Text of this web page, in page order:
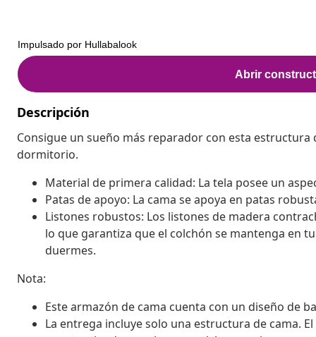
Descripción
Consigue un sueño más reparador con esta
dormitorio.
Material de primera calidad: La tela posee un
Patas de apoyo: La cama se apoya en patas
Listones robustos: Los listones de madera
lo que garantiza que el colchón se mantenga en
duermes.
Nota:
Este armazón de cama cuenta con un diseño de
La entrega incluye solo una estructura de cama.